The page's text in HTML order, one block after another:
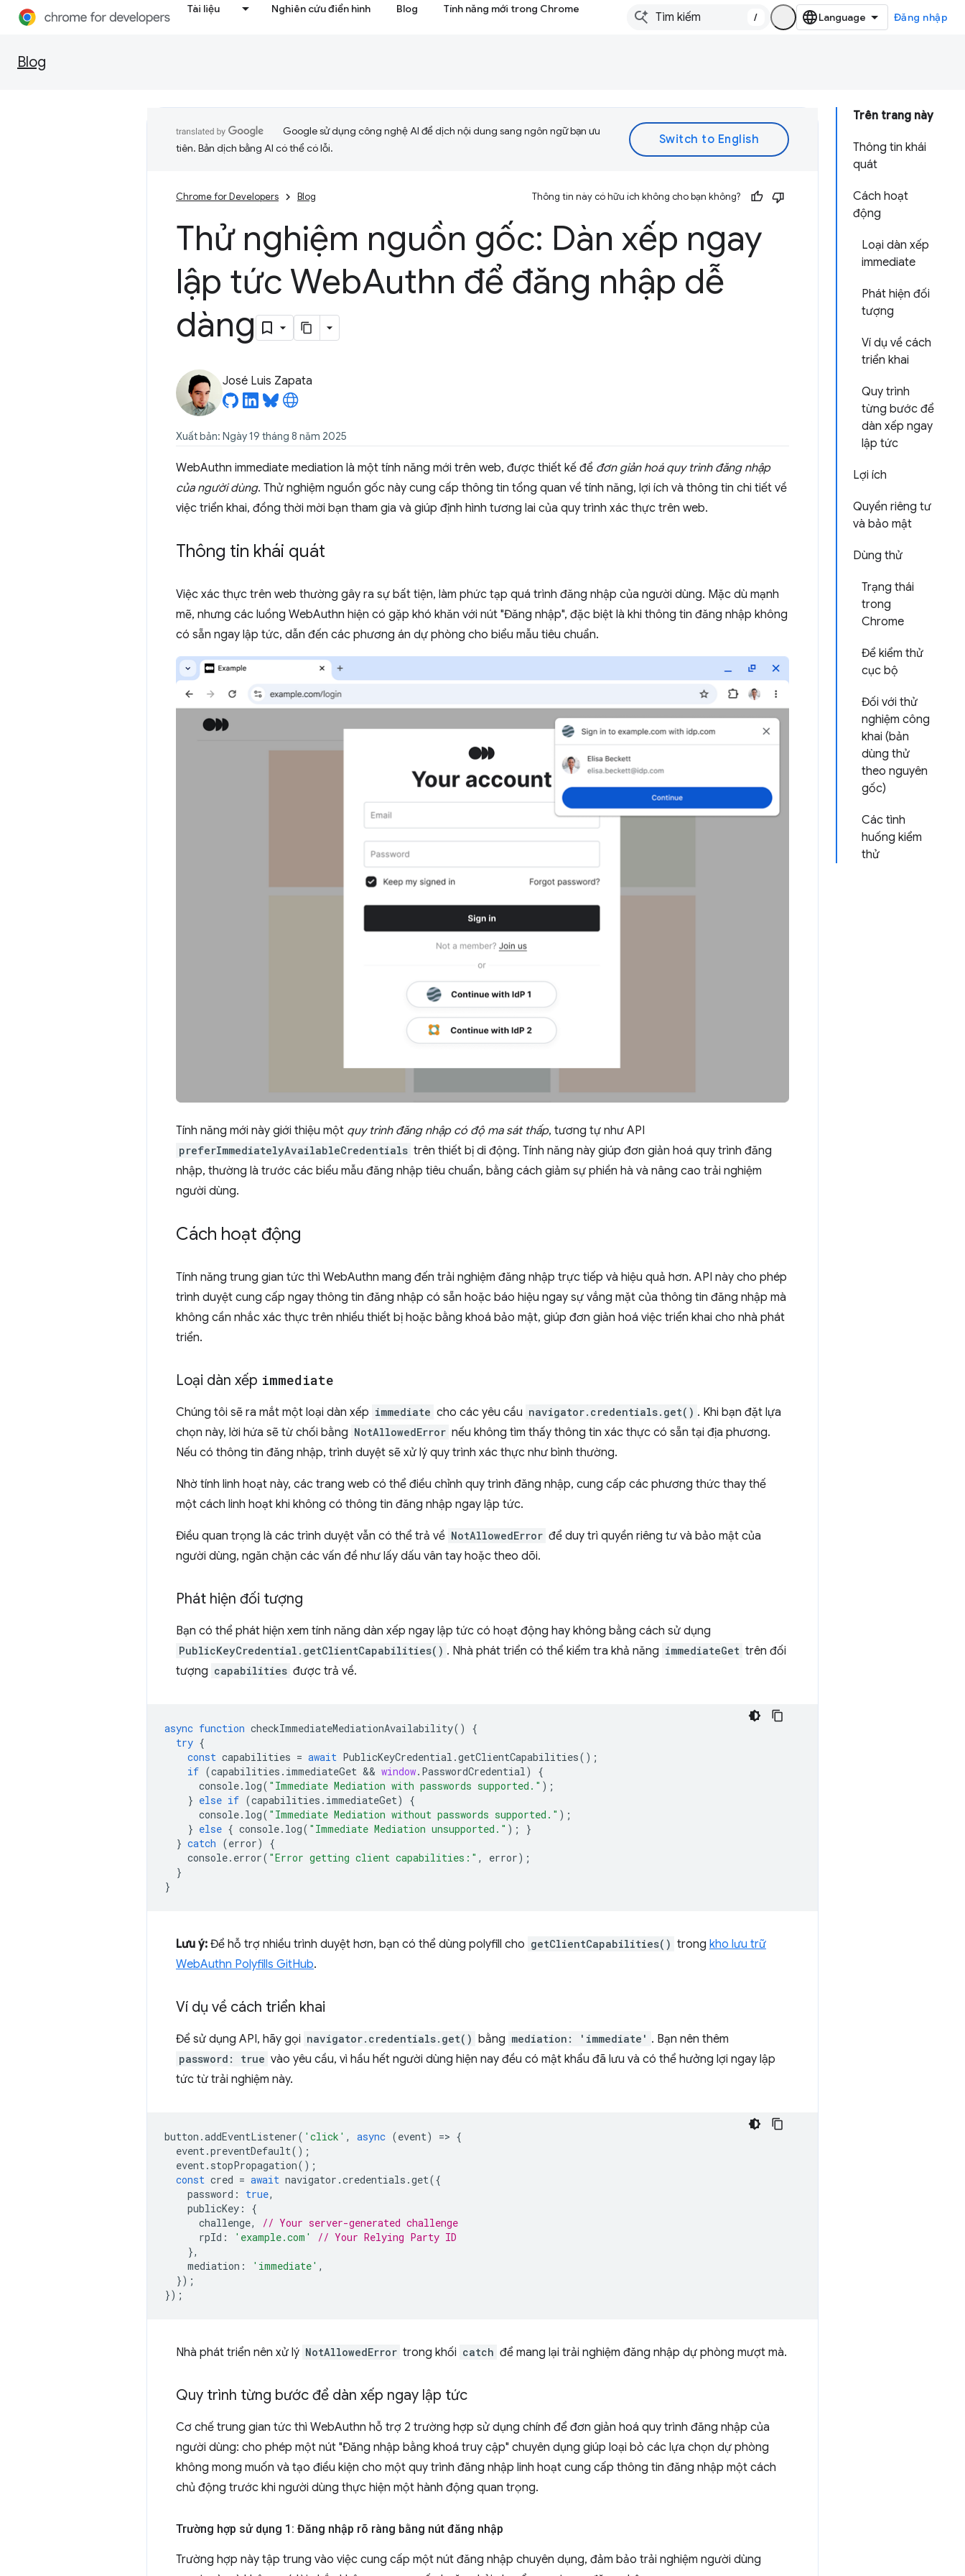
Tài liệu Nghiên cứu điển hình Blog Tính năng mới trong Chrome
/ Đăng nhập
Blog
Trên trang này
Thông tin khái
quát
Cách hoạt
động
Loại dàn xếp
immediate
Phát hiện đối
tượng
Ví dụ về cách
triển khai
Quy trình
từng bước để
dàn xếp ngay
lập tức
Lợi ích
Quyền riêng tư
và bảo mật
Dùng thử
Trạng thái
trong
Chrome
Để kiểm thử
cục bộ
Đối với thử
nghiệm công
khai (bản
dùng thử
theo nguyên
gốc)
Các tình
huống kiểm
thử
Google sử dụng công nghệ AI để dịch nội dung sang ngôn ngữ bạn ưu
tiên. Bản dịch bằng AI có thể có lỗi.
Chrome for Developers Blog Thông tin này có hữu ích không cho bạn không?
Thử nghiệm nguồn gốc: Dàn xếp ngay
lập tức WebAuthn để đăng nhập dễ
dàng
José Luis Zapata
Xuất bản: Ngày 19 tháng 8 năm 2025
WebAuthn immediate mediation là một tính năng mới trên web, được thiết kế để đơn giản hoá quy trình đăng nhập
của người dùng. Thử nghiệm nguồn gốc này cung cấp thông tin tổng quan về tính năng, lợi ích và thông tin chi tiết về
việc triển khai, đồng thời mời bạn tham gia và giúp định hình tương lai của quy trình xác thực trên web.
Thông tin khái quát
Việc xác thực trên web thường gây ra sự bất tiện, làm phức tạp quá trình đăng nhập của người dùng. Mặc dù mạnh
mẽ, nhưng các luồng WebAuthn hiện có gặp khó khăn với nút "Đăng nhập", đặc biệt là khi thông tin đăng nhập không
có sẵn ngay lập tức, dẫn đến các phương án dự phòng cho biểu mẫu tiêu chuẩn.
Tính năng mới này giới thiệu một quy trình đăng nhập có độ ma sát thấp, tương tự như API
preferImmediatelyAvailableCredentials trên thiết bị di động. Tính năng này giúp đơn giản hoá quy trình đăng
nhập, thường là trước các biểu mẫu đăng nhập tiêu chuẩn, bằng cách giảm sự phiền hà và nâng cao trải nghiệm
người dùng.
Cách hoạt động
Tính năng trung gian tức thì WebAuthn mang đến trải nghiệm đăng nhập trực tiếp và hiệu quả hơn. API này cho phép
trình duyệt cung cấp ngay thông tin đăng nhập có sẵn hoặc báo hiệu ngay sự vắng mặt của thông tin đăng nhập mà
không cần nhắc xác thực trên nhiều thiết bị hoặc bằng khoá bảo mật, giúp đơn giản hoá việc triển khai cho nhà phát
triển.
Loại dàn xếp immediate
Chúng tôi sẽ ra mắt một loại dàn xếp immediate cho các yêu cầu navigator.credentials.get() . Khi bạn đặt lựa
chọn này, lời hứa sẽ từ chối bằng NotAllowedError nếu không tìm thấy thông tin xác thực có sẵn tại địa phương.
Nếu có thông tin đăng nhập, trình duyệt sẽ xử lý quy trình xác thực như bình thường.
Nhờ tính linh hoạt này, các trang web có thể điều chỉnh quy trình đăng nhập, cung cấp các phương thức thay thế
một cách linh hoạt khi không có thông tin đăng nhập ngay lập tức.
Điều quan trọng là các trình duyệt vẫn có thể trả về NotAllowedError để duy trì quyền riêng tư và bảo mật của
người dùng, ngăn chặn các vấn đề như lấy dấu vân tay hoặc theo dõi.
Phát hiện đối tượng
Bạn có thể phát hiện xem tính năng dàn xếp ngay lập tức có hoạt động hay không bằng cách sử dụng
PublicKeyCredential.getClientCapabilities() . Nhà phát triển có thể kiểm tra khả năng immediateGet trên đối
tượng capabilities được trả về.
async function checkImmediateMediationAvailability()
{
try {
const capabilities = await PublicKeyCredential .getClientCapabilities();
if (capabilities . immediateGet && window. PasswordCredential )
{
console. log( "Immediate Mediation with passwords supported." );
} else if (capabilities . immediateGet)
{
console. log( "Immediate Mediation without passwords supported." );
} else { console. log( "Immediate Mediation unsupported." );
}
} catch (error)
{
console. error( "Error getting client capabilities:" , error);
}
}
Lưu ý: Để hỗ trợ nhiều trình duyệt hơn, bạn có thể dùng polyfill cho getClientCapabilities() trong kho lưu trữ
WebAuthn Polyfills GitHub.
Ví dụ về cách triển khai
Để sử dụng API, hãy gọi navigator.credentials.get() bằng mediation: 'immediate' . Bạn nên thêm
password: true vào yêu cầu, vì hầu hết người dùng hiện nay đều có mật khẩu đã lưu và có thể hưởng lợi ngay lập
tức từ trải nghiệm này.
button .addEventListener( 'click' , async (event) => {
event .preventDefault();
event . stopPropagation();
const cred = await navigator .credentials .get({
password : true,
publicKey :
{
challenge,
// Your server-generated challenge
rpId : 'example.com'
// Your Relying Party ID
},
mediation : 'immediate' ,
});
});
Nhà phát triển nên xử lý NotAllowedError trong khối catch để mang lại trải nghiệm đăng nhập dự phòng mượt mà.
Quy trình từng bước để dàn xếp ngay lập tức
Cơ chế trung gian tức thì WebAuthn hỗ trợ 2 trường hợp sử dụng chính để đơn giản hoá quy trình đăng nhập của
người dùng: cho phép một nút "Đăng nhập bằng khoá truy cập" chuyên dụng giúp loại bỏ các lựa chọn dự phòng
không mong muốn và tạo điều kiện cho một quy trình đăng nhập linh hoạt cung cấp thông tin đăng nhập một cách
chủ động trước khi người dùng thực hiện một hành động quan trọng.
Trường hợp sử dụng 1: Đăng nhập rõ ràng bằng nút đăng nhập
Trường hợp này tập trung vào việc cung cấp một nút đăng nhập chuyên dụng, đảm bảo trải nghiệm người dùng